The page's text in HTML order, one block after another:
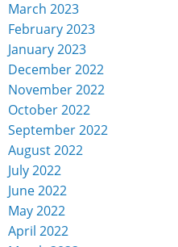
March 2023
February 2023
January 2023
December 2022
November 2022
October 2022
September 2022
August 2022
July 2022
June 2022
May 2022
April 2022